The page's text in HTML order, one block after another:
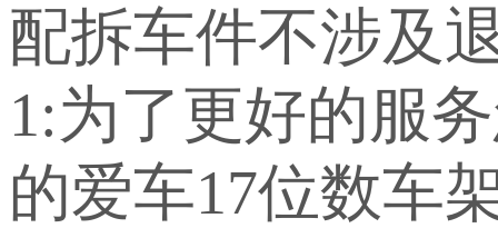
配拆车件不涉及
1:为了更好的服
的爱车17位数车